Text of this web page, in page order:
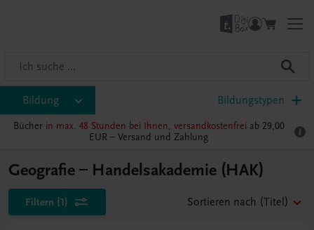
Bildung Bildungstypen
Bücher in max. 48 Stunden bei Ihnen, versandkostenfrei ab 29,00
EUR – Versand und Zahlung
Geografie – Handelsakademie (HAK)
Filtern (1) Sortieren nach (Titel)